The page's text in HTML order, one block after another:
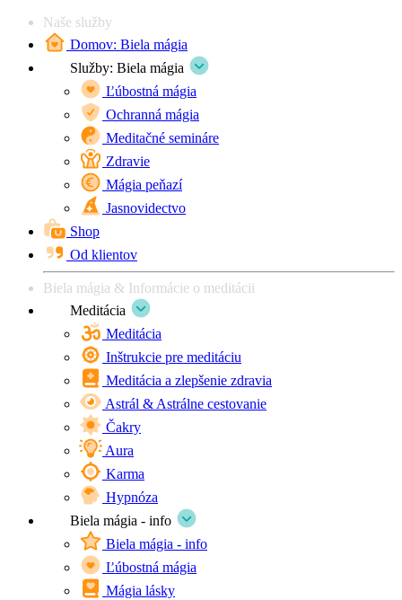
Naše služby
Domov: Biela mágia
Služby: Biela mágia
Ľúbostná mágia
Ochranná mágia
Meditačné semináre
Zdravie
Mágia peňazí
Jasnovidectvo
Shop
Od klientov
Biela mágia & Informácie o meditácii
Meditácia
Meditácia
Inštrukcie pre meditáciu
Meditácia a zlepšenie zdravia
Astrál & Astrálne cestovanie
Čakry
Aura
Karma
Hypnóza
Biela mágia - info
Biela mágia - info
Ľúbostná mágia
Mágia lásky